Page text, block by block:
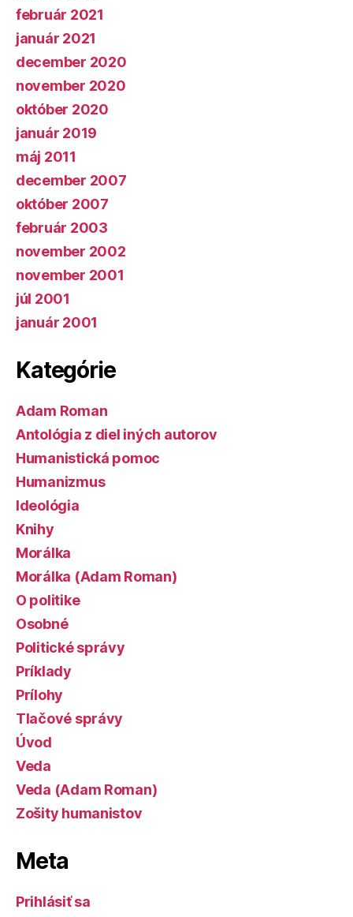
február 2021
január 2021
december 2020
november 2020
október 2020
január 2019
máj 2011
december 2007
október 2007
február 2003
november 2002
november 2001
júl 2001
január 2001
Kategórie
Adam Roman
Antológia z diel iných autorov
Humanistická pomoc
Humanizmus
Ideológia
Knihy
Morálka
Morálka (Adam Roman)
O politike
Osobné
Politické správy
Príklady
Prílohy
Tlačové správy
Úvod
Veda
Veda (Adam Roman)
Zošity humanistov
Meta
Prihlásiť sa